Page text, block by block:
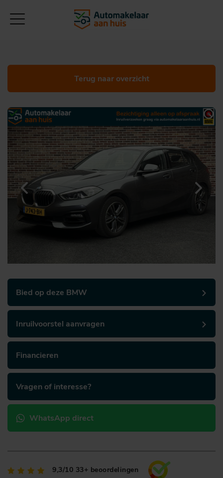
Terug naar overzicht
Bied op deze BMW
Inruilvoorstel aanvragen
Financieren
Vragen of interesse?
WhatsApp direct
9,3/10 33+ beoordelingen